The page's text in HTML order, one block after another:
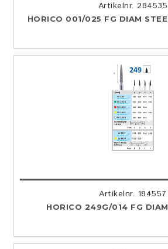
Artikelnr. 284535
HORICO 001/025 FG DIAM
Artikelnr. 184557
HORICO 249G/014 FG